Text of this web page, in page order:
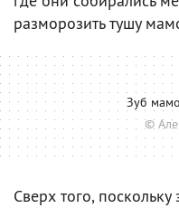
разморозить тушу
Зуб
©
Сверх того,